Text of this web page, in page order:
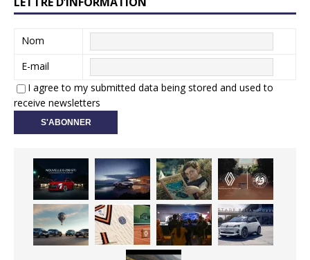
Nom
E-mail
I agree to my submitted data being stored and used to
receive newsletters